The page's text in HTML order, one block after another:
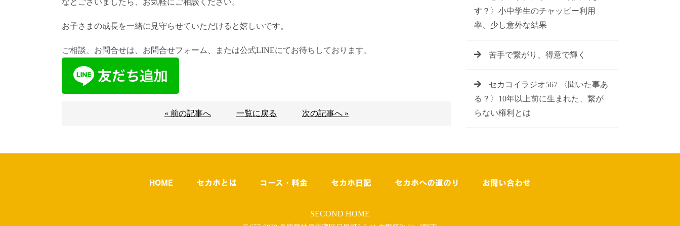
などございましたら、お気軽にご相談ください。
お子さまの成長を一緒に見守らせていただけると嬉しいです。
ご相談、お問合せは、お問合せフォーム、または公式LINEにてお待ちしております。
« 前の記事へ 一覧に戻る 次の記事へ »
す？〉小中学生のチャッピー利用
率、少し意外な結果
苦手で繋がり、得意で輝く
セカコイラジオ567 〈聞いた事あ
る？〉10年以上前に生まれた、繋が
らない権利とは
HOME セカホとは コース・料金 セカホ日記 セカホへの道のり お問い合わせ
SECOND HOME